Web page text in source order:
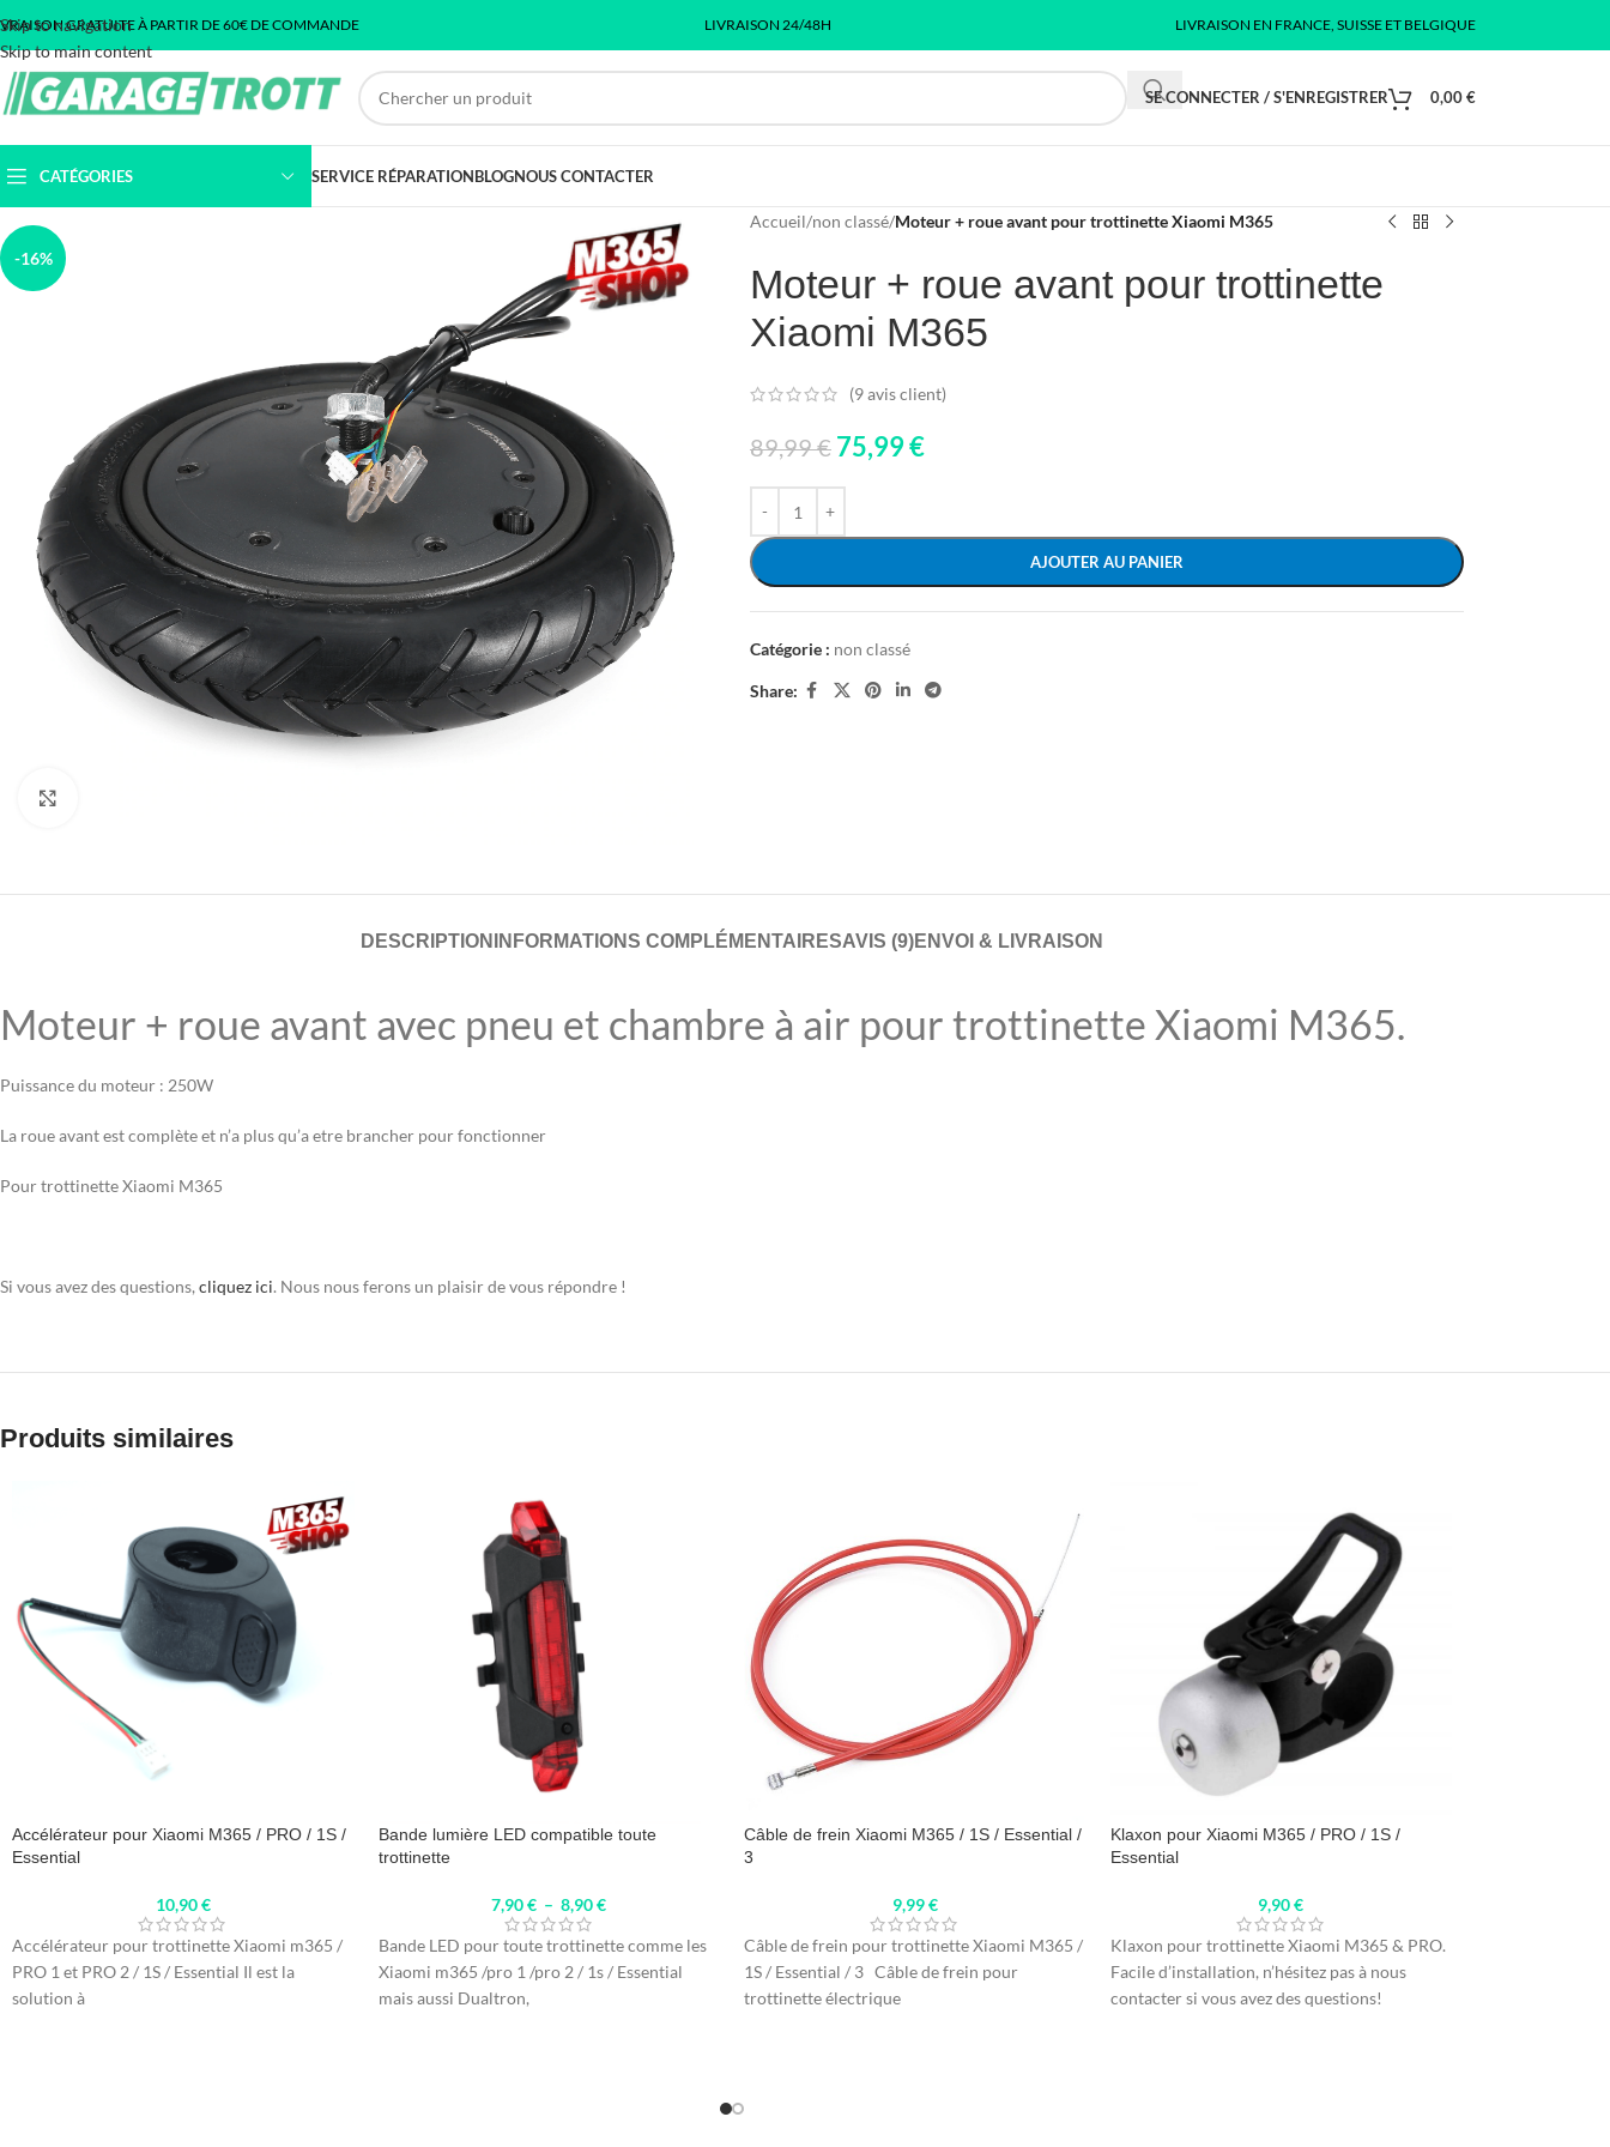
Skip to navigation
Skip to main content
GRATUITE À PARTIR DE 60€ DE COMMANDE LIVRAISON 24/48H LIVRAISON EN FRANCE, SUISSE ET BELGIQUE
SE CONNECTER / S'ENREGISTRER 0,00€
CATÉGORIES SERVICE RÉPARATIONBLOGNOUS CONTACTER
-16%
Accueil/non classé/Moteur + roue avant pour trottinette Xiaomi M365
Moteur + roue avant pour trottinette
Xiaomi M365
(9avis client)
89,99€ 75,99€
AJOUTER AU PANIER
Catégorie : non classé
Share:
DESCRIPTION INFORMATIONS COMPLÉMENTAIRESAVIS (9)ENVOI & LIVRAISON
Moteur + roue avant avec pneu et chambre à air pour trottinette Xiaomi M365.
Puissance du moteur : 250W
La roue avant est complète et n’a plus qu’a etre brancher pour fonctionner
Pour trottinette Xiaomi M365
Si vous avez des questions, cliquez ici. Nous nous ferons un plaisir de vous répondre !
Produits similaires
Accélérateur pour Xiaomi M365 / PRO / 1S /
Essential
10,90€
Accélérateur pour trottinette Xiaomi m365 /
PRO 1 et PRO 2 / 1S / Essential Il est la
solution à
Bande lumière LED compatible toute
trottinette
7,90€ – 8,90€
Bande LED pour toute trottinette comme les
Xiaomi m365 /pro 1 /pro 2 / 1s / Essential
mais aussi Dualtron,
Câble de frein Xiaomi M365 / 1S / Essential /
3
9,99€
Câble de frein pour trottinette Xiaomi M365 /
1S / Essential / 3 Câble de frein pour
trottinette électrique
Klaxon pour Xiaomi M365 / PRO / 1S /
Essential
9,90€
Klaxon pour trottinette Xiaomi M365 & PRO.
Facile d’installation, n’hésitez pas à nous
contacter si vous avez des questions!